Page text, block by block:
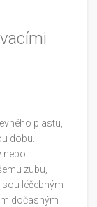
plastu,
dobu.
nebo
zubu,
léčebným
dočasným